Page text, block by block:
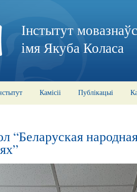
Інстытут
імя Якуба Коласа
Камісіі Публікацыі
“Беларуская